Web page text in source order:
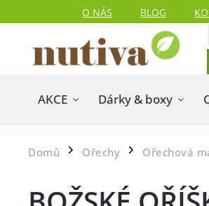
O NÁS BLOG
AKCE Dárky & boxy
Domů / Ořechy / Ořechová